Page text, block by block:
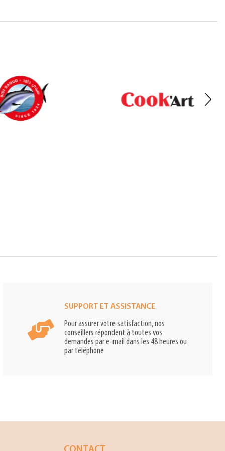
SUPPORT ET ASSISTANCE
Pour assurer votre satisfaction, nos
conseillers répondent à toutes vos
demandes par e-mail dans les 48 heures ou
par téléphone